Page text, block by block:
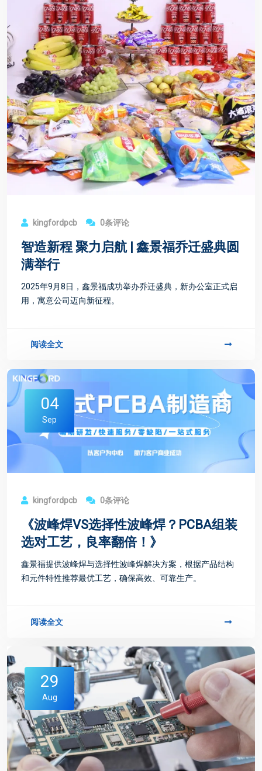
kingfordpcb 0条评论
智造新程 聚力启航 | 鑫景福乔迁盛典圆
满举行
2025年9月8日，鑫景福成功举办乔迁盛典，新办公室正式启
用，寓意公司迈向新征程。
阅读全文
04
Sep
kingfordpcb 0条评论
《波峰焊VS选择性波峰焊？PCBA组装
选对工艺，良率翻倍！》
鑫景福提供波峰焊与选择性波峰焊解决方案，根据产品结构
和元件特性推荐最优工艺，确保高效、可靠生产。
阅读全文
29
Aug